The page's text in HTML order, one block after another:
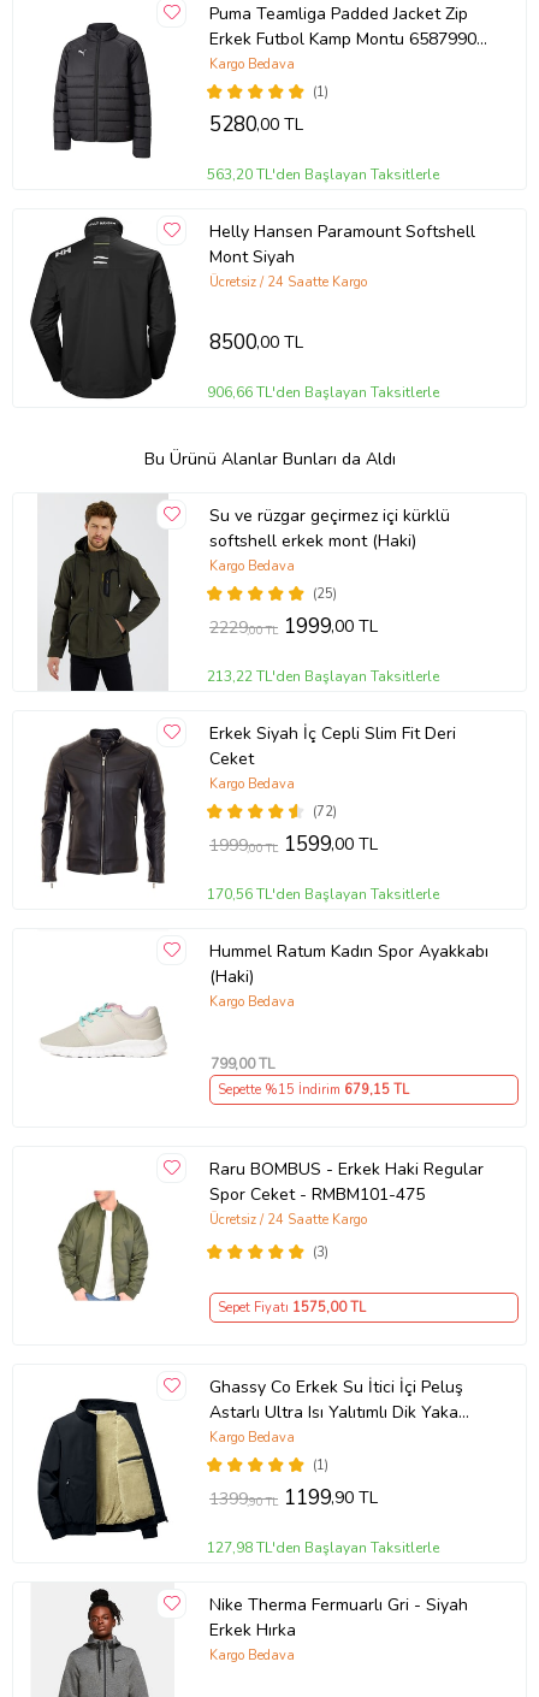
Puma Teamliga Padded Jacket Zip
Erkek Futbol Kamp Montu 65879903
Siyah
(1)
Kargo Bedava
5280,00 TL
563,20 TL'den Başlayan Taksitlerle
Helly Hansen Paramount Softshell
Mont Siyah
Ücretsiz / 24 Saatte Kargo
8500,00 TL
906,66 TL'den Başlayan Taksitlerle
Bu Ürünü Alanlar Bunları da Aldı
Su ve rüzgar geçirmez içi kürklü
softshell erkek mont (Haki)
(25)
Kargo Bedava
2229,00 TL 1999,00 TL
213,22 TL'den Başlayan Taksitlerle
Erkek Siyah İç Cepli Slim Fit Deri
Ceket
(72)
Kargo Bedava
1999,00 TL 1599,00 TL
170,56 TL'den Başlayan Taksitlerle
Hummel Ratum Kadın Spor Ayakkabı
(Haki)
Kargo Bedava
799,00 TL
Sepette %15 İndirim 679,15 TL
Raru BOMBUS - Erkek Haki Regular
Spor Ceket - RMBM101-475
(3)
Ücretsiz / 24 Saatte Kargo
Sepet Fiyatı 1575,00 TL
Ghassy Co Erkek Su İtici İçi Peluş
Astarlı Ultra Isı Yalıtımlı Dik Yaka
Mont (Siyah)
(1)
Kargo Bedava
1399,90 TL 1199,90 TL
127,98 TL'den Başlayan Taksitlerle
Nike Therma Fermuarlı Gri - Siyah
Erkek Hırka
Kargo Bedava